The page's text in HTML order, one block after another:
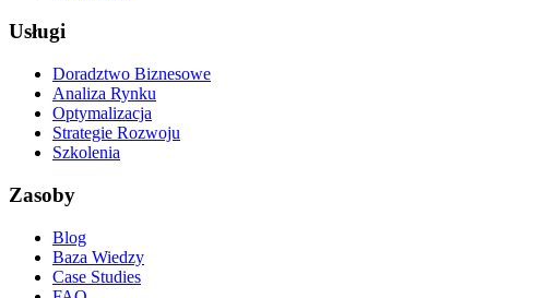
Usługi
Doradztwo Biznesowe
Analiza Rynku
Optymalizacja
Strategie Rozwoju
Szkolenia
Zasoby
Blog
Baza Wiedzy
Case Studies